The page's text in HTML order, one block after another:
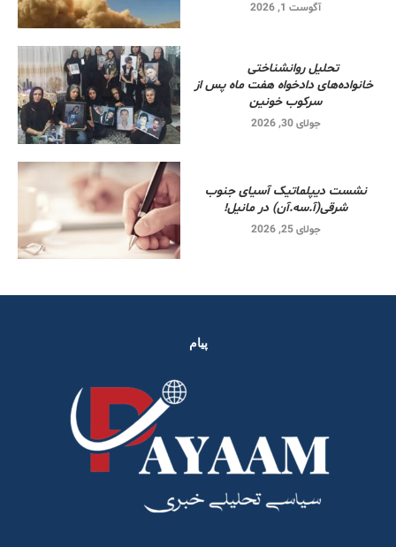
آگوست 1, 2026
تحلیل روانشناختی
خانواده‌های دادخواه هفت ماه پس از
سرکوب خونین
جولای 30, 2026
نشست دیپلماتیک آسیای جنوب
شرقی‌(آ.سه.آن) در مانیل!
جولای 25, 2026
پیام